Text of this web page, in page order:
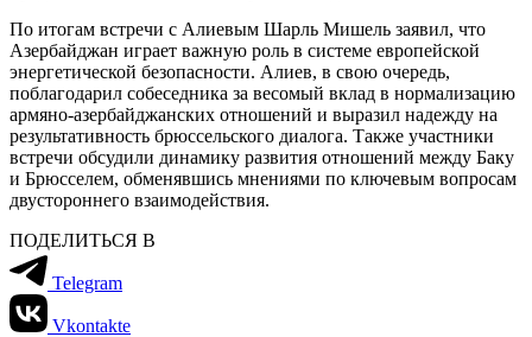
По итогам встречи с Алиевым Шарль Мишель заявил, что
Азербайджан играет важную роль в системе европейской
энергетической безопасности. Алиев, в свою очередь,
поблагодарил собеседника за весомый вклад в нормализацию
армяно-азербайджанских отношений и выразил надежду на
результативность брюссельского диалога. Также участники
встречи обсудили динамику развития отношений между Баку
и Брюсселем, обменявшись мнениями по ключевым вопросам
двустороннего взаимодействия.
ПОДЕЛИТЬСЯ В
Telegram
Vkontakte